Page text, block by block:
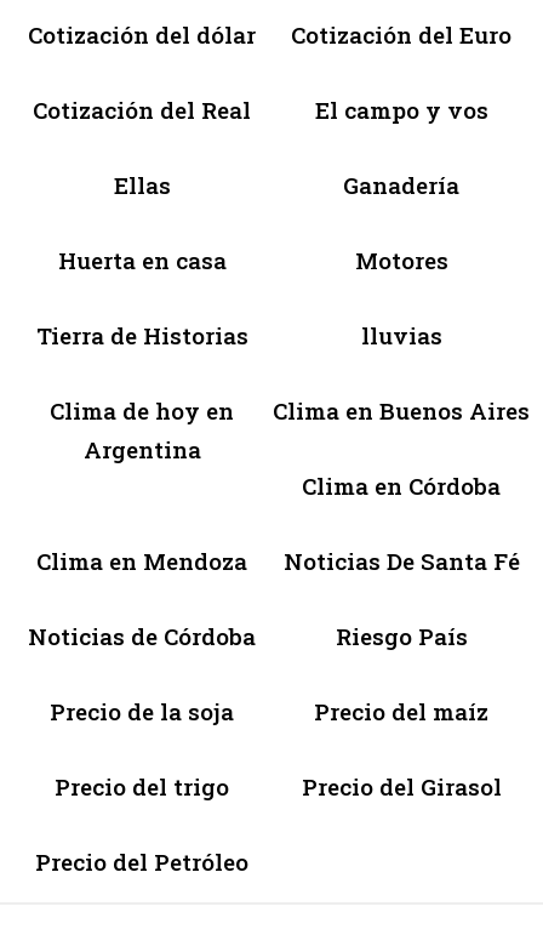
Cotización del dólar Cotización del Euro
Cotización del Real El campo y vos
Ellas Ganadería
Huerta en casa Motores
Tierra de Historias lluvias
Clima de hoy en
Argentina
Clima en Buenos Aires
Clima en Córdoba
Clima en Mendoza Noticias De Santa Fé
Noticias de Córdoba Riesgo País
Precio de la soja Precio del maíz
Precio del trigo Precio del Girasol
Precio del Petróleo